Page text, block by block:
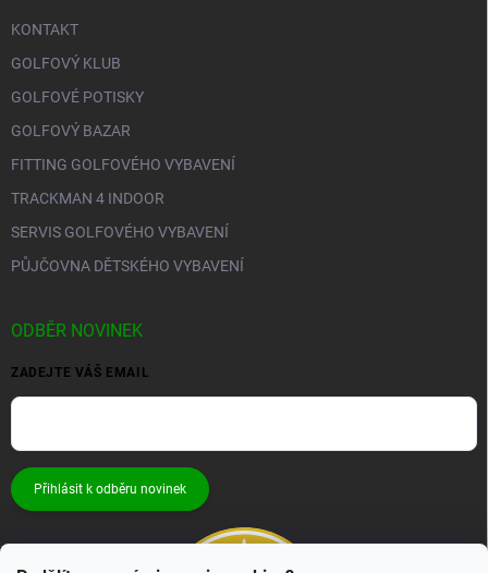
KONTAKT
GOLFOVÝ KLUB
GOLFOVÉ POTISKY
GOLFOVÝ BAZAR
FITTING GOLFOVÉHO VYBAVENÍ
TRACKMAN 4 INDOOR
SERVIS GOLFOVÉHO VYBAVENÍ
PŮJČOVNA DĚTSKÉHO VYBAVENÍ
ODBĚR NOVINEK
ZADEJTE VÁŠ EMAIL
Přihlásit k odběru novinek